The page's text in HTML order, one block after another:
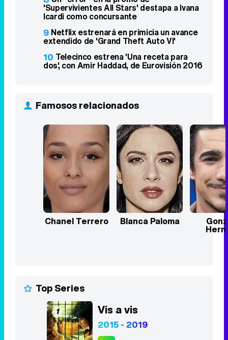
'Supervivientes All Stars' destapa a Ivana
Icardi como concursante
9 Netflix estrenará en primicia un avance
extendido de 'Grand Theft Auto VI'
10 Telecinco estrena 'Una receta para
dos', con Amir Haddad, de Eurovisión 2016
Famosos relacionados
Chanel Terrero Blanca Paloma
Top Series
1 Vis a vis
2015 - 2019